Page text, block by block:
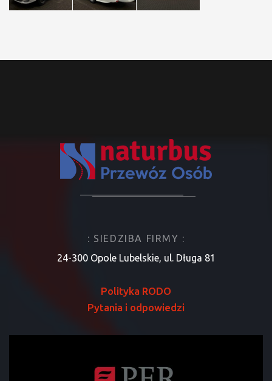
: SIEDZIBA FIRMY :
24-300 Opole Lubelskie, ul. Długa 81
Polityka RODO
Pytania i odpowiedzi